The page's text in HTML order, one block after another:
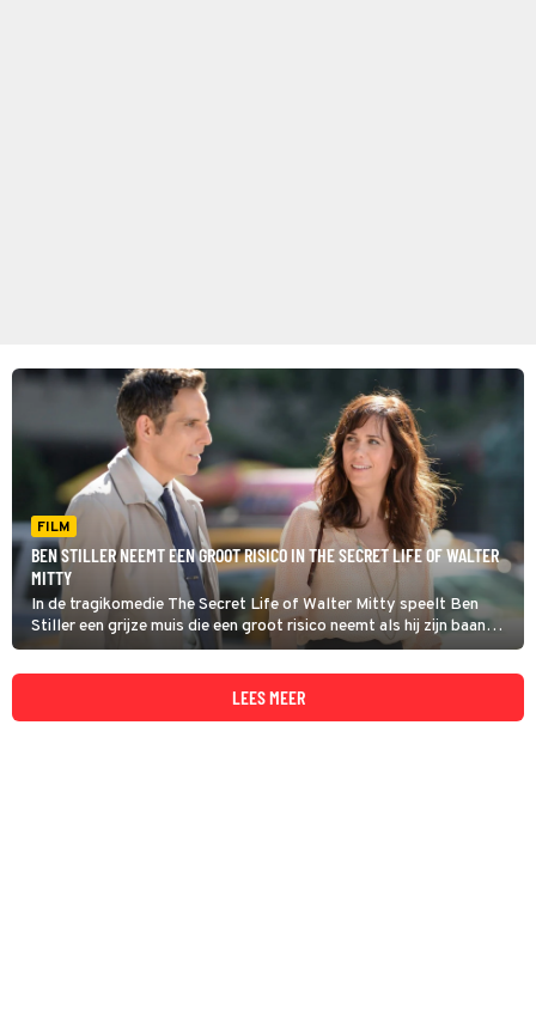
FILM
BEN STILLER NEEMT EEN GROOT RISICO IN THE SECRET LIFE OF WALTER
MITTY
In de tragikomedie The Secret Life of Walter Mitty speelt Ben
Stiller een grijze muis die een groot risico neemt als hij zijn baan
dreigt kwijt te raken.
LEES MEER